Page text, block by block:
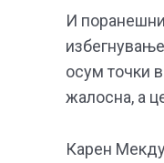
И
осум точки
жалосна, а
Карен